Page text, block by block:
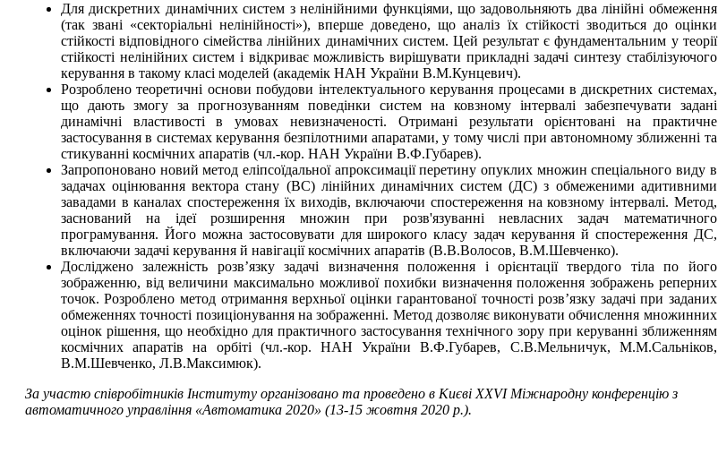
Для дискретних динамічних систем з нелінійними функціями, що задовольняють два лінійні обмеження
(так звані «секторіальні нелінійності»), вперше доведено, що аналіз їх стійкості зводиться до оцінки
стійкості відповідного сімейства лінійних динамічних систем. Цей результат є фундаментальним у теорії
стійкості нелінійних систем і відкриває можливість вирішувати прикладні задачі синтезу стабілізуючого
керування в такому класі моделей (академік НАН України В.М.Кунцевич).
Розроблено теоретичні основи побудови інтелектуального керування процесами в дискретних системах,
що дають змогу за прогнозуванням поведінки систем на ковзному інтервалі забезпечувати задані
динамічні властивості в умовах невизначеності. Отримані результати орієнтовані на практичне
застосування в системах керування безпілотними апаратами, у тому числі при автономному зближенні та
стикуванні космічних апаратів (чл.-кор. НАН України В.Ф.Губарев).
Запропоновано новий метод еліпсоїдальної апроксимації перетину опуклих множин спеціального виду в
задачах оцінювання вектора стану (ВС) лінійних динамічних систем (ДС) з обмеженими адитивними
завадами в каналах спостереження їх виходів, включаючи спостереження на ковзному інтервалі. Метод,
заснований на ідеї розширення множин при розв'язуванні невласних задач математичного
програмування. Його можна застосовувати для широкого класу задач керування й спостереження ДС,
включаючи задачі керування й навігації космічних апаратів (В.В.Волосов, В.М.Шевченко).
Досліджено залежність розв’язку задачі визначення положення і орієнтації твердого тіла по його
зображенню, від величини максимально можливої похибки визначення положення зображень реперних
точок. Розроблено метод отримання верхньої оцінки гарантованої точності розв’язку задачі при заданих
обмеженнях точності позиціонування на зображенні. Метод дозволяє виконувати обчислення множинних
оцінок рішення, що необхідно для практичного застосування технічного зору при керуванні зближенням
космічних апаратів на орбіті (чл.-кор. НАН України В.Ф.Губарев, С.В.Мельничук, М.М.Сальніков,
В.М.Шевченко, Л.В.Максимюк).
За участю співробітників Інституту організовано та проведено в Києві XXVI Міжнародну конференцію з
автоматичного управління «Автоматика 2020» (13-15 жовтня 2020 р.).